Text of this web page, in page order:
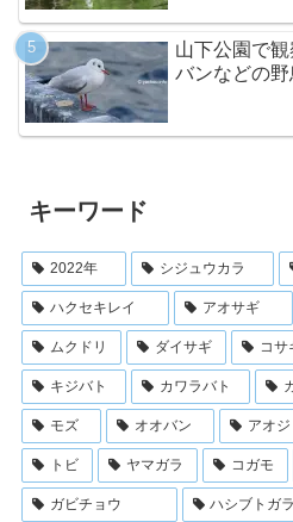
山下公園で
バンなどの
キーワード
2022年 シジュウカラ
ハクセキレイ アオサギ
ムクドリ ダイサギ コサ
キジバト カワラバト
モズ オオバン アオジ
トビ ヤマガラ コガモ
ガビチョウ ハシブトガ